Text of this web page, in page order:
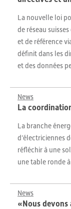
La nouvelle loi
de réseau
et de référence
définit dans les
et des données
News
La
La branche
d’électriciennes
réfléchir à une
une table ronde
News
«Nous